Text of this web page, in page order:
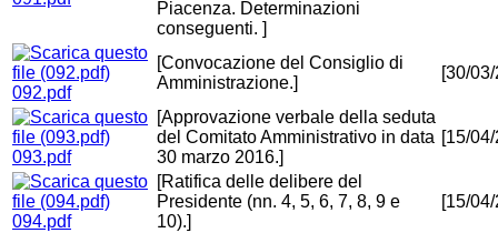
Piacenza. Determinazioni
conseguenti. ]
092.pdf
[Convocazione del Consiglio di
Amministrazione.]
[30/
093.pdf
[Approvazione verbale della seduta
del Comitato Amministrativo in data
30 marzo 2016.]
[15/
094.pdf
[Ratifica delle delibere del
Presidente (nn. 4, 5, 6, 7, 8, 9 e
10).]
[15/